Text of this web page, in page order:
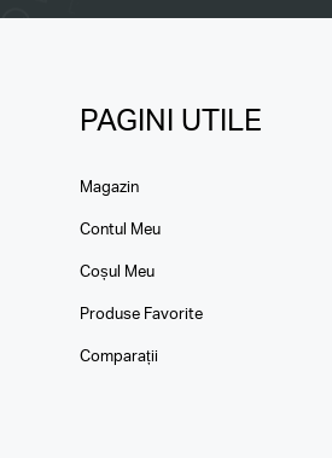
PAGINI UTILE
Magazin
Contul Meu
Coșul Meu
Produse Favorite
Comparații